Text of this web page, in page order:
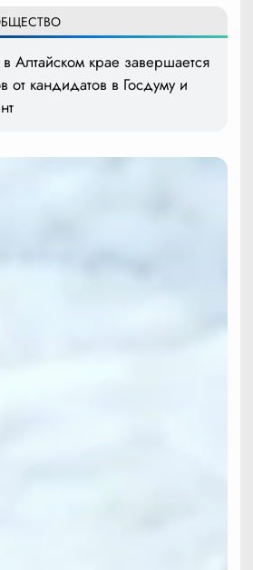
крае завершается
от кандидатов в Госдуму и